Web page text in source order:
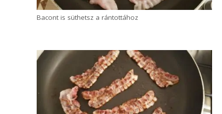
Süsd a tojásokat 4-5 percig alacsony lángon
Ha bacont is szeretnél hozzá, akkor
közben egy másik serpenyőben